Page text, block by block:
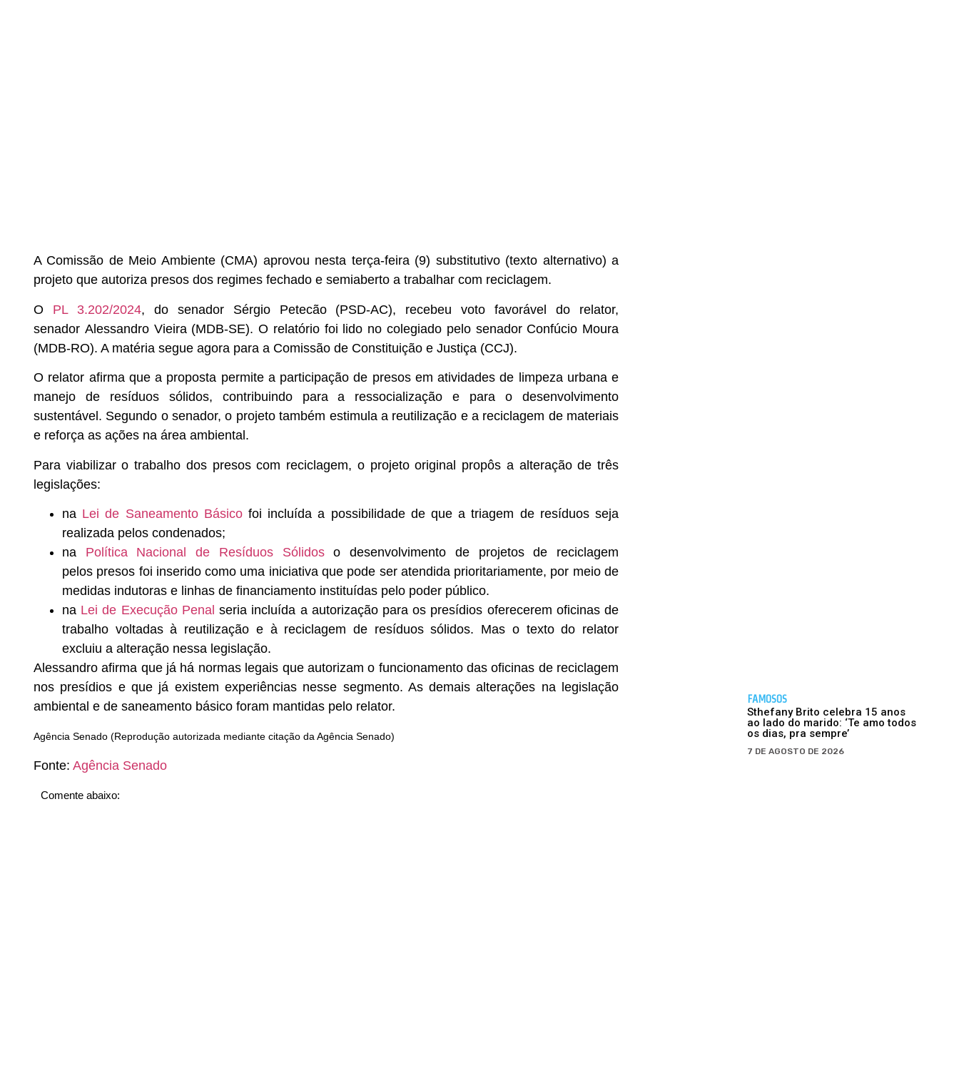
A Comissão de Meio Ambiente (CMA) aprovou nesta terça-feira (9) substitutivo (texto alternativo) a
projeto que autoriza presos dos regimes fechado e semiaberto a trabalhar com reciclagem.
O PL 3.202/2024, do senador Sérgio Petecão (PSD-AC), recebeu voto favorável do relator,
senador Alessandro Vieira (MDB-SE). O relatório foi lido no colegiado pelo senador Confúcio Moura
(MDB-RO). A matéria segue agora para a Comissão de Constituição e Justiça (CCJ).
O relator afirma que a proposta permite a participação de presos em atividades de limpeza urbana e
manejo de resíduos sólidos, contribuindo para a ressocialização e para o desenvolvimento
sustentável. Segundo o senador, o projeto também estimula a reutilização e a reciclagem de materiais
e reforça as ações na área ambiental.
Para viabilizar o trabalho dos presos com reciclagem, o projeto original propôs a alteração de três
legislações:
na Lei de Saneamento Básicofoi incluída a possibilidade de que a triagem de resíduos seja
realizada pelos condenados;
na Política Nacional de Resíduos Sólidoso desenvolvimento de projetos de reciclagem
pelos presos foi inserido como uma iniciativa que pode ser atendida prioritariamente, por meio de
medidas indutoras e linhas de financiamento instituídas pelo poder público.
na Lei de Execução Penalseria incluída a autorização para os presídios oferecerem oficinas de
trabalho voltadas à reutilização e à reciclagem de resíduos sólidos. Mas o texto do relator
excluiu a alteração nessa legislação.
Alessandro afirma que já há normas legais que autorizam o funcionamento das oficinas de reciclagem
nos presídios e que já existem experiências nesse segmento. As demais alterações na legislação
ambiental e de saneamento básico foram mantidas pelo relator.
Agência Senado (Reprodução autorizada mediante citação da Agência Senado)
Fonte: Agência Senado
Comente abaixo:
FAMOSOS
Sthefany Brito celebra 15 anos
ao lado do marido: ‘Te amo todos
os dias, pra sempre’
7 DE AGOSTO DE 2026